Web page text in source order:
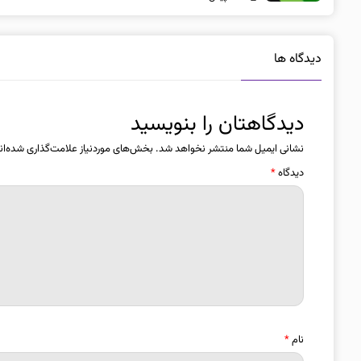
دیدگاه ها
دیدگاهتان را بنویسید
نشانی ایمیل شما منتشر نخواهد شد. بخش‌های موردنیاز علامت‌گذاری
دیدگاه*
نام*